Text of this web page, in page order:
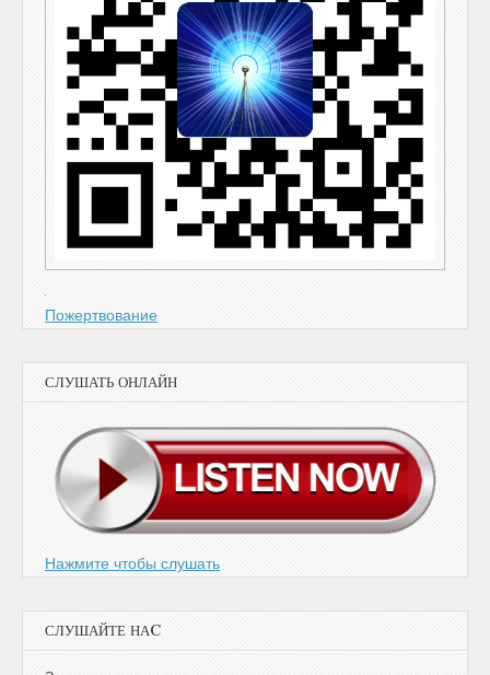
Пожертвование
СЛУШАТЬ ОНЛАЙН
Нажмите чтобы слушать
СЛУШАЙТЕ НАC